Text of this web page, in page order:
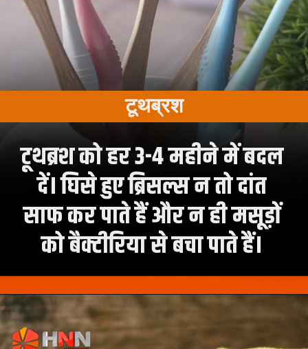
टूथब्रश को हर 3-4 महीने में बदल
दें। घिसे हुए ब्रिसल्स न तो दांत
साफ कर पाते हैं और न ही मसूड़ों
को बैक्टीरिया से बचा पाते हैं।
टूथब्रश